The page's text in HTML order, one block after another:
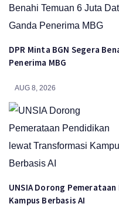
DPR Minta BGN Segera
Penerima MBG
AUG 8, 2026
UNSIA Dorong
Kampus Berbasis AI